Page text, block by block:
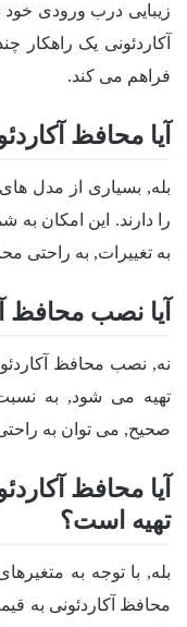
زیبایی درب ورودی خود
آکاردئونی یک راهکار
فراهم می کند.
آیا محافظ
بله, بسیاری از مدل
را دارند. این امکان به
به تغییرات, به راحتی
آیا نصب محافظ
نه, نصب محافظ
تهیه می شود, به
صحیح, می توان به
آیا محافظ
تهیه است؟
بله, با توجه به
محافظ آکاردئونی به